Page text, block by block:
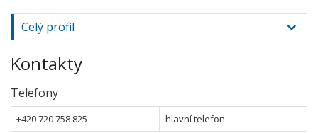
Celý profil
Kontakty
Telefony
+420 720 758 825 hlavní telefon